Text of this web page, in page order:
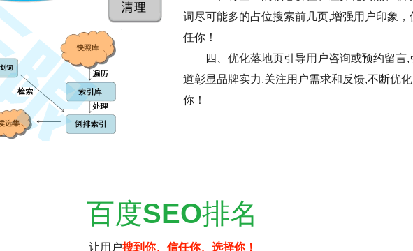
词尽可能多的占位搜索前几页,增强用户印象
任你！
四、优化落地页引导用户咨询或预约留言
道彰显品牌实力,关注用户需求和反馈,不断优
你！
百度SEO排名
让用户搜到你、信任你、选择你！